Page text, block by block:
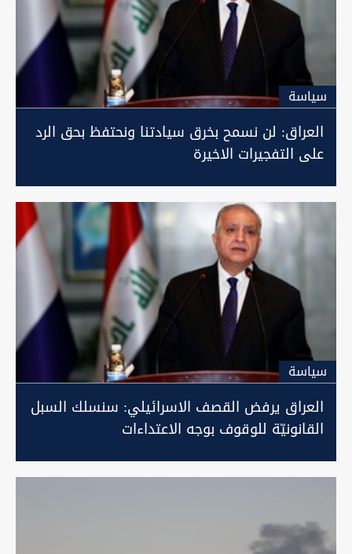
سیاسة
العراق: لن نسمح بخرق سيادتنا ونحتفظ بحق الرد
على التفجيرات الاخيرة
سیاسة
العراق يرفض القصف الاسرائيلي: سنسلك السبل
القانونيّة للوقوف بوجه الاعتداءات